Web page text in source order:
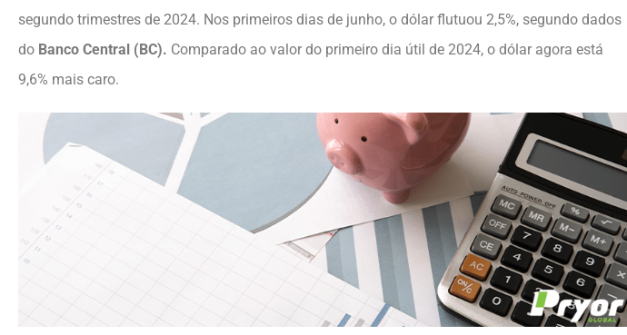
segundo trimestres de 2024. Nos primeiros dias de junho, o dólar flutuou 2,5%, segundo dados
do Banco Central (BC). Comparado ao valor do primeiro dia útil de 2024, o dólar agora está
9,6% mais caro.